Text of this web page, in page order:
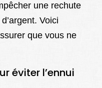
une rechute
Voici
que vous ne
éviter l’ennui